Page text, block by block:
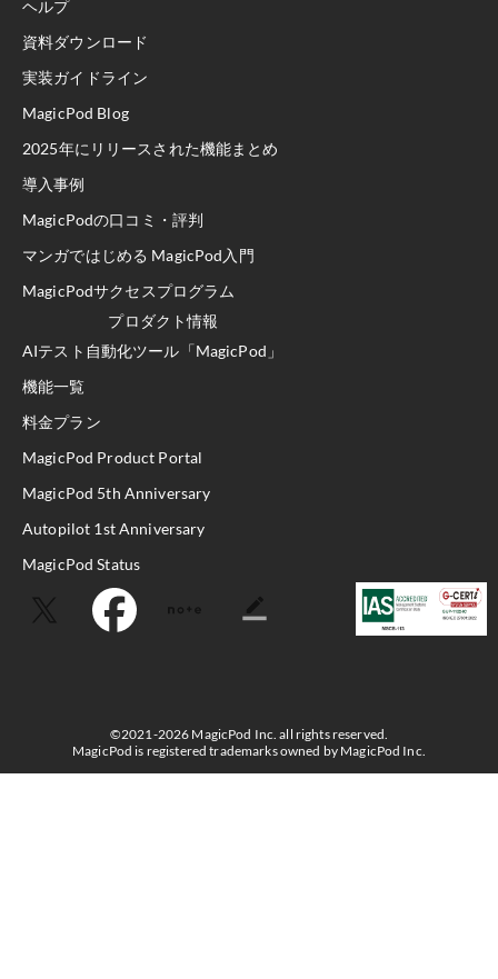
ヘルプ
資料ダウンロード
実装ガイドライン
MagicPod Blog
2025年にリリースされた機能まとめ
導入事例
MagicPodの口コミ・評判
マンガではじめる MagicPod入門
MagicPodサクセスプログラム
プロダクト情報
AIテスト自動化ツール「MagicPod」
機能一覧
料金プラン
MagicPod Product Portal
MagicPod 5th Anniversary
Autopilot 1st Anniversary
MagicPod Status
©2021-2026 MagicPod Inc. all rights reserved.
MagicPod is registered trademarks owned by MagicPod Inc.